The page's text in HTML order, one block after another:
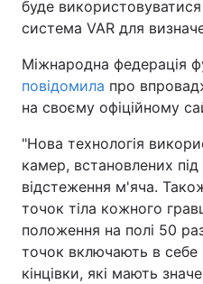
буде
система VAR для
Міжнародна федерація
повідомила про
на своєму офіційному
"Нова технологія
камер, встановлених
відстеження м'яча.
точок тіла кожного
положення на полі 50
точок включають в себе
кінцівки, які мають